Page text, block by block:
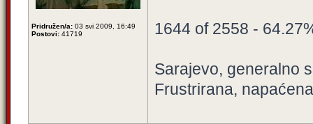
Pridružen/a: 03 svi 2009, 16:49
Postovi: 41719 1644 of 2558 -
Sarajevo, generalno
Frustrirana,